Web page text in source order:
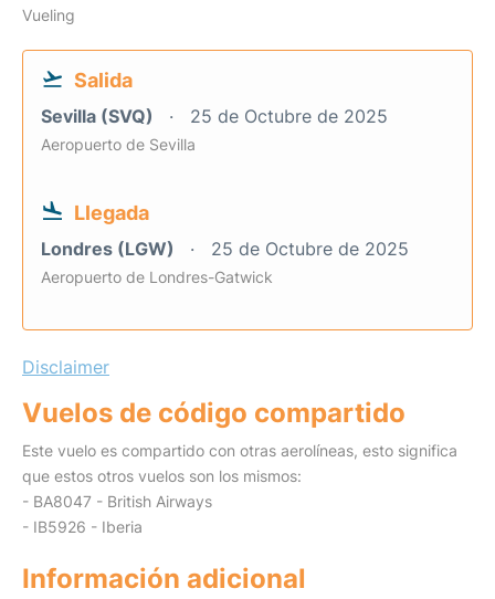
Vueling
Salida
Sevilla (SVQ) 25 de Octubre de 2025
Aeropuerto de Sevilla
Llegada
Londres (LGW) 25 de Octubre de 2025
Aeropuerto de Londres-Gatwick
Disclaimer
Vuelos de código compartido
Este vuelo es compartido con otras aerolíneas, esto significa
que estos otros vuelos son los mismos:
- BA8047 - British Airways
- IB5926 - Iberia
Información adicional